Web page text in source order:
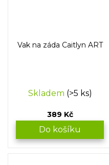
Vak na záda Caitlyn ART
Skladem (>5 ks)
389 Kč
Do košíku